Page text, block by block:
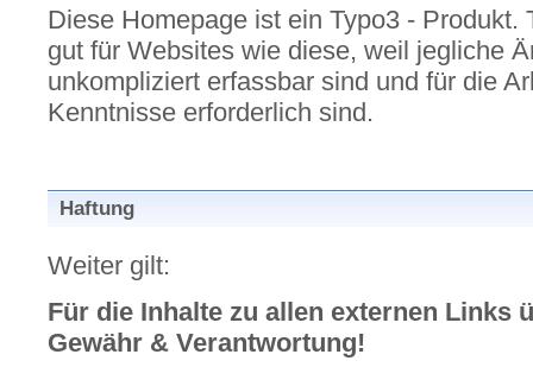
Diese Homepage ist ein Typo3 - Produkt.
gut für Websites wie diese, weil jegliche
unkompliziert erfassbar sind und für die
Kenntnisse erforderlich sind.
Haftung
Weiter gilt:
Für die Inhalte zu allen externen Links
Gewähr & Verantwortung!